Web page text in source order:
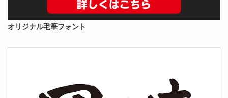
オリジナル毛筆フォント